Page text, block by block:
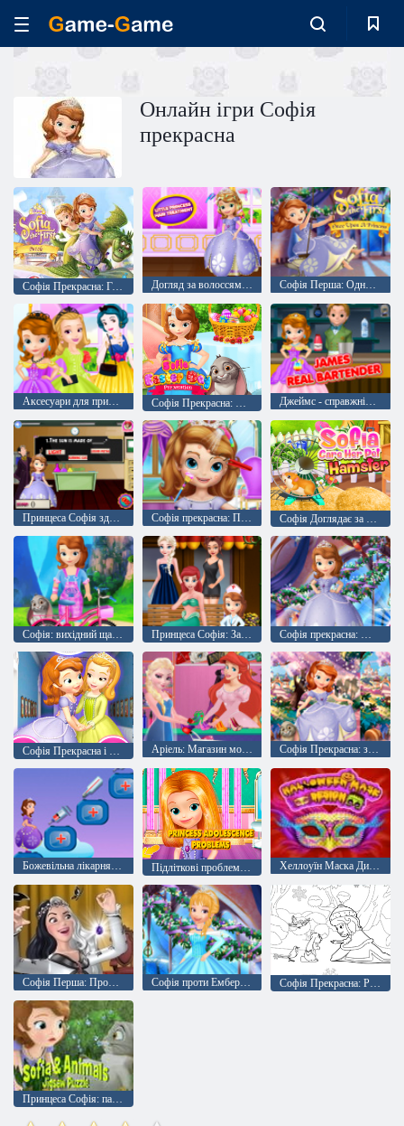
Онлайн ігри Софія
прекрасна
Софія Прекрасна: Головоломка Догляд за волоссям Софії Прекрасної null Софія Перша: Одного разу принцеса
Аксесуари для принцес Джеймс - справжній бармен null
Принцеса Софія здає іспит Софія прекрасна: Поради краси для принцеси Софія Доглядає за своїм домашнім хом'яком
Софія: вихідний щасливий день Принцеса Софія: Зайнята клініка Софія прекрасна: Матч желе
Аріель: Магазин модних суконь Софія Прекрасна: знайти відмінності
Божевільна лікарня Софії Першої Хеллоуїн Маска Дизайн
Софія Перша: Прокляття принцеси Айві Софія проти Ембер: Конкурс краси Софія Прекрасна: Розмальовки
Принцеса Софія: пазли з тваринами